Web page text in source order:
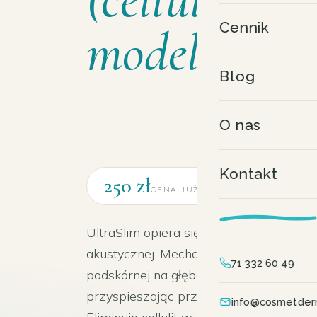
Cennik
Blog
O nas
Kontakt
71 332 60 49
250 złCENA JUŻ OD
UltraSlim opiera się na działaniu
akustycznej. Mechaniczna fala dociera
podskórnej na głębokość 3–4 cm,
przyspieszając przemianę materii oraz